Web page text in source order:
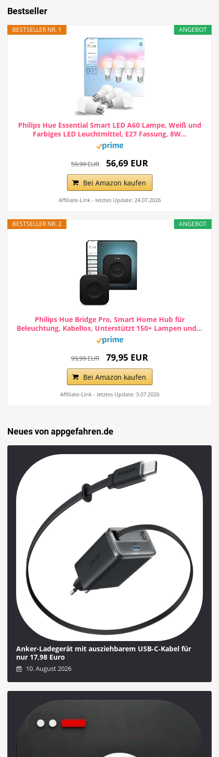
Bestseller
ANGEBOT
BESTSELLER NR. 1
Philips Hue Essential Smart LED A60 Lampe, Weiß und
Farbiges LED Leuchtmittel, E27 Fassung, 8W...
59,99 EUR 56,69 EUR
Bei Amazon kaufen
Affiliate-Link - letztes Update: 24.07.2026
ANGEBOT
BESTSELLER NR. 2
Philips Hue Bridge Pro, Smart Home Hub für
Beleuchtung, Kabellos, Unterstützt 150+ Lampen und...
99,99 EUR 79,95 EUR
Bei Amazon kaufen
Affiliate-Link - letztes Update: 3.07.2026
Neues von appgefahren.de
Anker-Ladegerät mit ausziehbarem USB‑C‑Kabel für
nur 17,98 Euro
10. August 2026